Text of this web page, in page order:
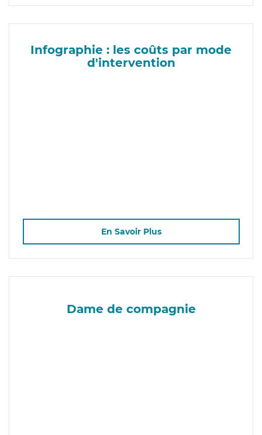
Infographie : les coûts par mode
d'intervention
En Savoir Plus
Dame de compagnie